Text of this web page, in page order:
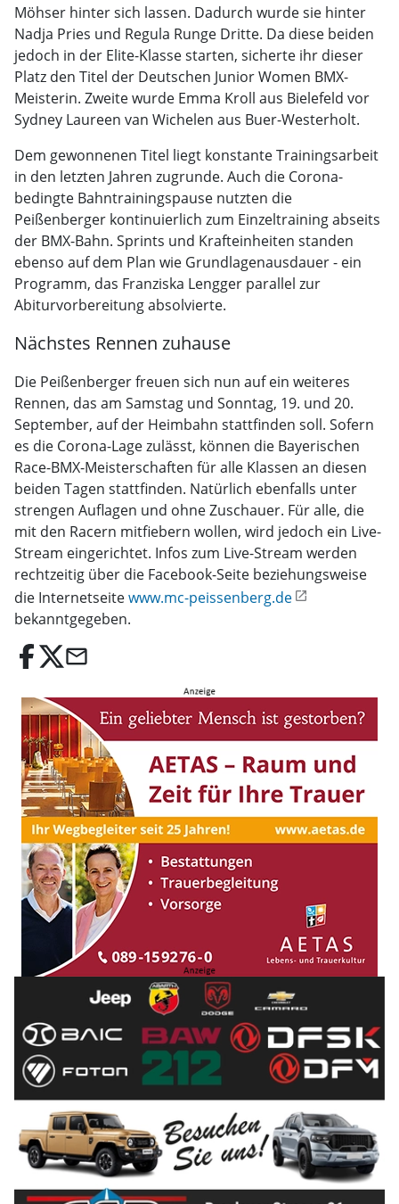
Möhser hinter sich lassen. Dadurch wurde sie hinter
Nadja Pries und Regula Runge Dritte. Da diese beiden
jedoch in der Elite-Klasse starten, sicherte ihr dieser
Platz den Titel der Deutschen Junior Women BMX-
Meisterin. Zweite wurde Emma Kroll aus Bielefeld vor
Sydney Laureen van Wichelen aus Buer-Westerholt.
Dem gewonnenen Titel liegt konstante Trainingsarbeit
in den letzten Jahren zugrunde. Auch die Corona-
bedingte Bahntrainingspause nutzten die
Peißenberger kontinuierlich zum Einzeltraining abseits
der BMX-Bahn. Sprints und Krafteinheiten standen
ebenso auf dem Plan wie Grundlagenausdauer - ein
Programm, das Franziska Lengger parallel zur
Abiturvorbereitung absolvierte.
Nächstes Rennen zuhause
Die Peißenberger freuen sich nun auf ein weiteres
Rennen, das am Samstag und Sonntag, 19. und 20.
September, auf der Heimbahn stattfinden soll. Sofern
es die Corona-Lage zulässt, können die Bayerischen
Race-BMX-Meisterschaften für alle Klassen an diesen
beiden Tagen stattfinden. Natürlich ebenfalls unter
strengen Auflagen und ohne Zuschauer. Für alle, die
mit den Racern mitfiebern wollen, wird jedoch ein Live-
Stream eingerichtet. Infos zum Live-Stream werden
rechtzeitig über die Facebook-Seite beziehungsweise
die Internetseitewww.mc-peissenberg.de
bekanntgegeben.
email